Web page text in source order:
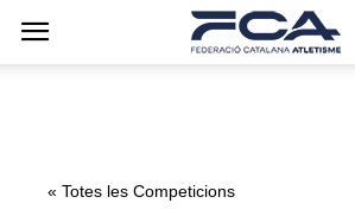
« Totes les Competicions